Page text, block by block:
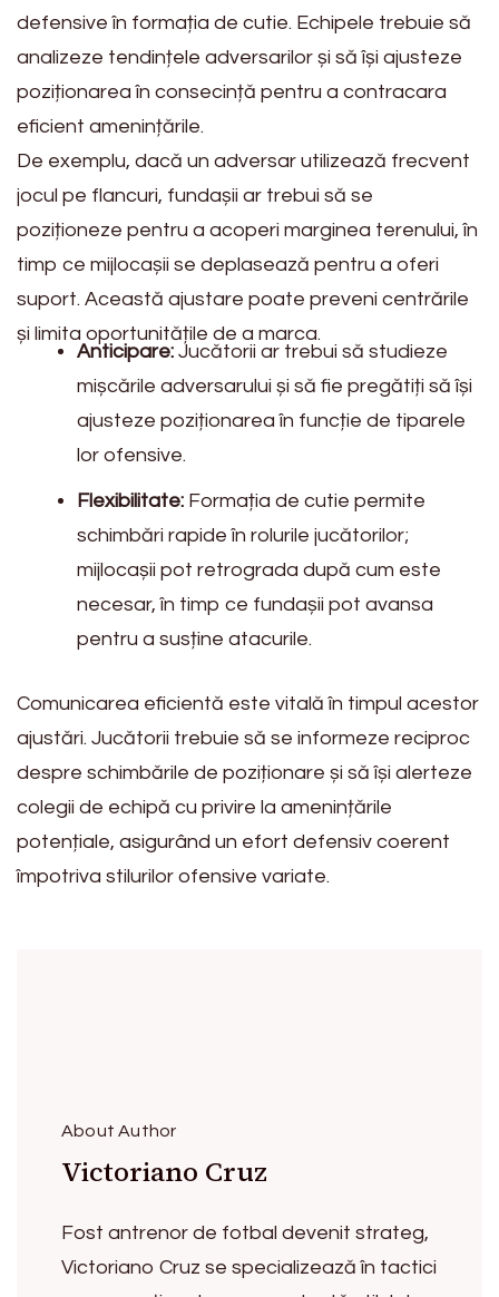
defensive în formația de cutie. Echipele trebuie să
analizeze tendințele adversarilor și să își ajusteze
poziționarea în consecință pentru a contracara
eficient amenințările.
De exemplu, dacă un adversar utilizează frecvent
jocul pe flancuri, fundașii ar trebui să se
poziționeze pentru a acoperi marginea terenului, în
timp ce mijlocașii se deplasează pentru a oferi
suport. Această ajustare poate preveni centrările
și limita oportunitățile de a marca.
Anticipare: Jucătorii ar trebui să studieze
mișcările adversarului și să fie pregătiți să își
ajusteze poziționarea în funcție de tiparele
lor ofensive.
Flexibilitate: Formația de cutie permite
schimbări rapide în rolurile jucătorilor;
mijlocașii pot retrograda după cum este
necesar, în timp ce fundașii pot avansa
pentru a susține atacurile.
Comunicarea eficientă este vitală în timpul acestor
ajustări. Jucătorii trebuie să se informeze reciproc
despre schimbările de poziționare și să își alerteze
colegii de echipă cu privire la amenințările
potențiale, asigurând un efort defensiv coerent
împotriva stilurilor ofensive variate.
About Author
Victoriano Cruz
Fost antrenor de fotbal devenit strateg,
Victoriano Cruz se specializează în tactici